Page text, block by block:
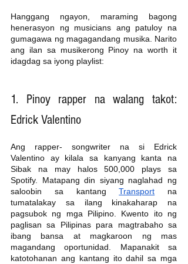
Hanggang ngayon, maraming bagong
henerasyon ng musicians ang patuloy na
gumagawa ng magagandang musika. Narito
ang ilan sa musikerong Pinoy na worth it
idagdag sa iyong playlist:
1. Pinoy rapper na walang takot:
Edrick Valentino
Ang rapper- songwriter na si Edrick
Valentino ay kilala sa kanyang kanta na
Sibak na may halos 500,000 plays sa
Spotify. Matapang din siyang naglahad ng
saloobin sa kantang Transport na
tumatalakay sa ilang kinakaharap na
pagsubok ng mga Pilipino. Kwento ito ng
paglisan sa Pilipinas para magtrabaho sa
ibang bansa at magkaroon ng mas
magandang oportunidad. Mapanakit sa
katotohanan ang kantang ito dahil sa mga